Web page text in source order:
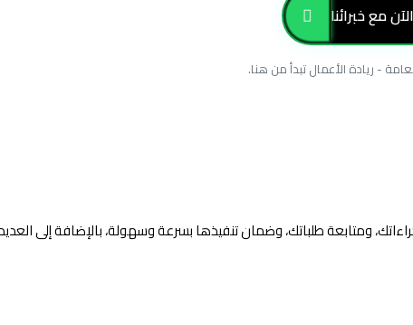
مع خبرائنا
- ريادة الأعمال تبدأ من هنا.
ومتابعة طلباتك، وضمان تنفيذها بسرعة وسهولة، بالإضافة إلى